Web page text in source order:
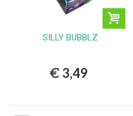
SILLY BUBBLZ
€ 3,49